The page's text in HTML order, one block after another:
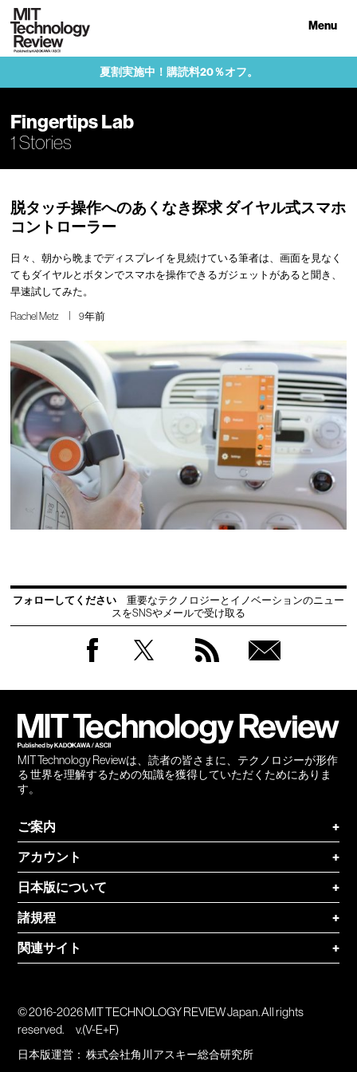
Menu
夏割実施中！購読料20％オフ。
Fingertips Lab
1 Stories
脱タッチ操作へのあくなき探求 ダイヤル式スマホ
コントローラー
日々、朝から晩までディスプレイを見続けている筆者は、画面を見なく
てもダイヤルとボタンでスマホを操作できるガジェットがあると聞き、
早速試してみた。
Rachel Metz 9年前
フォローしてください
重要なテクノロジーとイノベーションのニュー
スをSNSやメールで受け取る
MIT Technology Reviewは、読者の皆さまに、テクノロジーが形作
る 世界を理解するための知識を獲得していただくためにありま
す。
ご案内
+
アカウント
+
日本版について
+
諸規程
+
関連サイト
+
© 2016-2026 MIT TECHNOLOGY REVIEW Japan. All rights
reserved.
v.(V-E+F)
日本版運営：株式会社角川アスキー総合研究所